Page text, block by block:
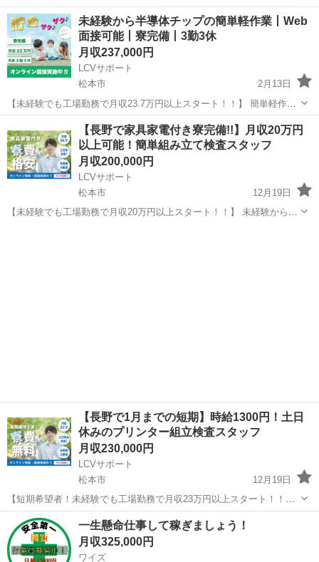
未経験から半導体チップの簡単軽作業丨Web
面接可能丨寮完備丨3勤3休
月収237,000円
LCVサポート
松本市
2月13日
【未経験でも工場勤務で月収23.7万円以上スタート！！】 簡単軽作業
で未経験からスタートした人がほとんど！ 《寮完備(減額中)！！！》
つまり、稼いだ分は手元に残りやすい！ 十分な貯金ができますので、
「休日には旅...
その他
【長野で家具家電付き寮完備!!】月収20万円
以上可能！簡単組み立て検査スタッフ
月収200,000円
LCVサポート
松本市
12月19日
【未経験でも工場勤務で月収20万円以上スタート！！】 未経験からス
【長野で1月までの短期】時給1300円！土日
休みのプリンター組立検査スタッフ
月収230,000円
LCVサポート
松本市
12月19日
【短期希望者！未経験でも工場勤務で月収23万円以上スタート！！】
好条件でお仕事がスタート！ 勤務開始前の職場見学があるので、安心
してスタートできますよ！ 仕事内容は、大きなプラモを組み立てるよ
うな楽しさも！ 《...
長野 松本市 その他
一生懸命仕事して稼ぎましょう！
月収325,000円
ワイズ